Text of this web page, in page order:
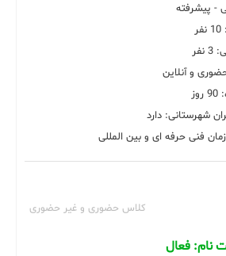
پیشرفته
و آنلاین
شهرستانی: دارد
فنی حرفه ای و بین المللی
کلاس حضوری و غیر حضوری
نام: فعال